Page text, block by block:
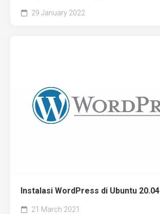
29 January 2022
Instalasi WordPress di Ubuntu 20.04
21 March 2021